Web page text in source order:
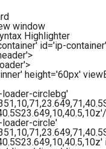
window
Highlighter
id='ip-container'
>
>
height='60px'
circlebg'
circle'